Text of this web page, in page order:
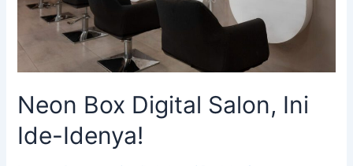
Neon Box Digital Salon, Ini
Ide-Idenya!